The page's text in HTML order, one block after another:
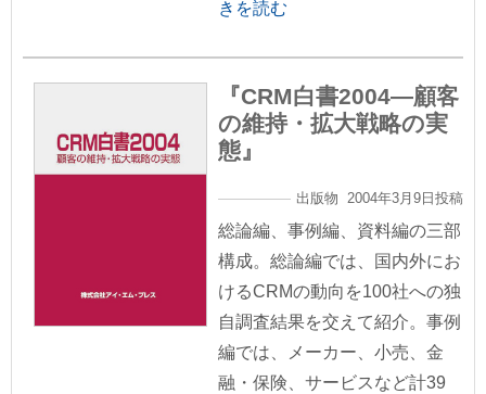
きを読む
『CRM白書2004―顧客
の維持・拡大戦略の実
態』
出版物 2004年3月9日投稿
総論編、事例編、資料編の三部
構成。総論編では、国内外にお
けるCRMの動向を100社への独
自調査結果を交えて紹介。事例
編では、メーカー、小売、金
融・保険、サービスなど計39